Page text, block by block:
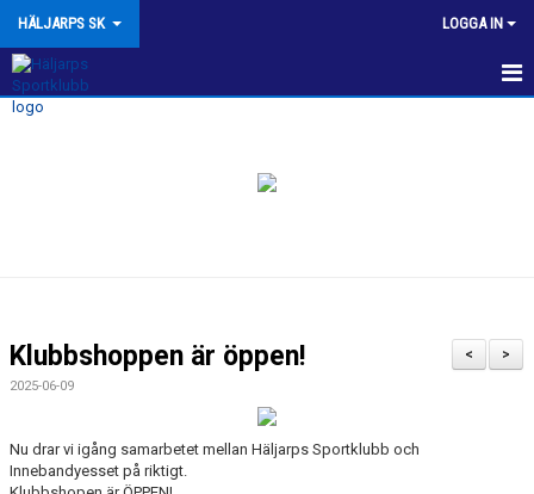
HÄLJARPS SK LOGGA IN
NYHETER
MATCHER
HSK KLUBBSHOP
>
<
Klubbshoppen är öppen!
2025-06-09
Nu drar vi igång samarbetet mellan Häljarps Sportklubb och
Innebandyesset på riktigt.